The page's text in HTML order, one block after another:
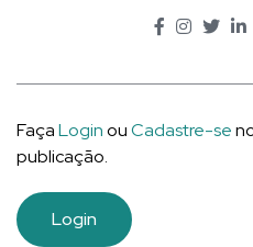
FaçaLoginouCadastre-se
publicação.
Login